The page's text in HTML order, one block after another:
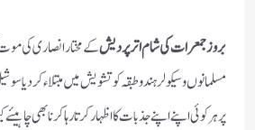
بروز جمعرات کی شام اترپردیشکے مختار انصاری کی
مسلمانوں و سیکولر ہندو طبقہ کو تشویش میں مبتلاء
پر ہر کوئی اپنے اپنے جذبات کا اظہار کرتا رہا کرنا بھی